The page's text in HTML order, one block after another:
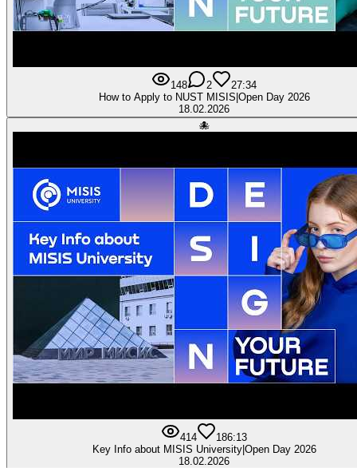
148 2 27:34
How to Apply to NUST MISIS|Open Day 2026
18.02.2026
🐙
414 186:13
Key Info about MISIS University|Open Day 2026
18.02.2026